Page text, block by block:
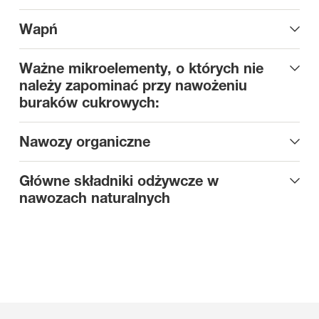
Wapń
Ważne mikroelementy, o których nie
należy zapominać przy nawożeniu
buraków cukrowych:
Nawozy organiczne
Główne składniki odżywcze w
nawozach naturalnych